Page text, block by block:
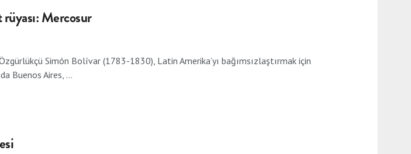
Mercosur
Simón Bolívar (1783-1830), Latin Amerika’yı bağımsızlaştırmak için
Buenos Aires, ...